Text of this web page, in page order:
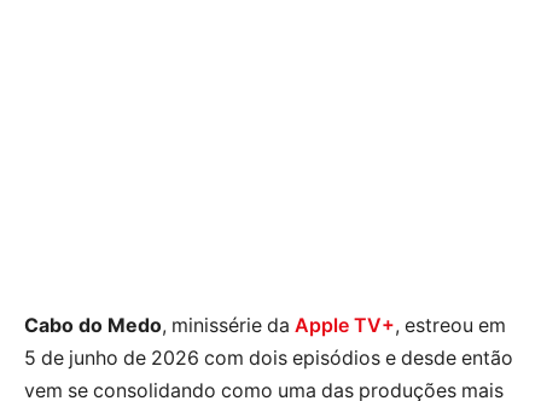
Cabo do Medo, minissérie da Apple TV+, estreou em
5 de junho de 2026 com dois episódios e desde então
vem se consolidando como uma das produções mais